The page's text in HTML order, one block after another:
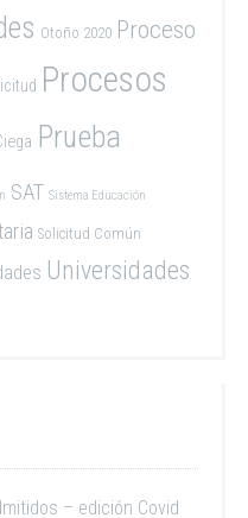
Otoño 2020 Proceso
Procesos
Prueba
SAT Sistema Educación
Solicitud Común
Universidades
– edición Covid